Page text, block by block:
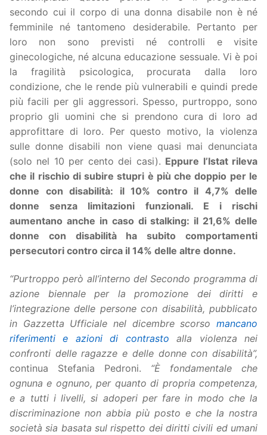
secondo cui il corpo di una donna disabile non è né
femminile né tantomeno desiderabile. Pertanto per
loro non sono previsti né controlli e visite
ginecologiche, né alcuna educazione sessuale. Vi è poi
la fragilità psicologica, procurata dalla loro
condizione, che le rende più vulnerabili e quindi prede
più facili per gli aggressori. Spesso, purtroppo, sono
proprio gli uomini che si prendono cura di loro ad
approfittare di loro. Per questo motivo, la violenza
sulle donne disabili non viene quasi mai denunciata
(solo nel 10 per cento dei casi). Eppure l’Istat rileva
che il rischio di subire stupri è più che doppio per le
donne con disabilità: il 10% contro il 4,7% delle
donne senza limitazioni funzionali. E i rischi
aumentano anche in caso di stalking: il 21,6% delle
donne con disabilità ha subito comportamenti
persecutori contro circa il 14% delle altre donne.
“Purtroppo però all’interno del Secondo programma di
azione biennale per la promozione dei diritti e
l’integrazione delle persone con disabilità, pubblicato
in Gazzetta Ufficiale nel dicembre scorso mancano
riferimenti e azioni di contrasto alla violenza nei
confronti delle ragazze e delle donne con disabilità”,
continua Stefania Pedroni. “È fondamentale che
ognuna e ognuno, per quanto di propria competenza,
e a tutti i livelli, si adoperi per fare in modo che la
discriminazione non abbia più posto e che la nostra
società sia basata sul rispetto dei diritti civili ed umani